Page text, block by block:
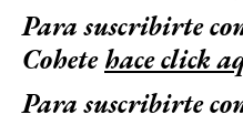
Para suscribirte
Cohetehace click
Para suscribirte